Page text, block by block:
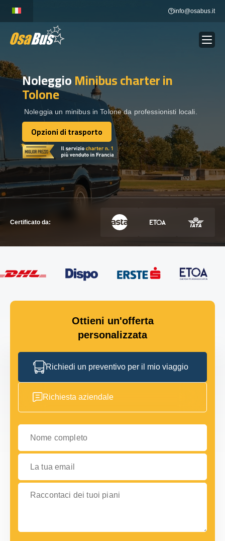
content
info@osabus.it
NOLEGGIO AUTOBUS Show dropdown
DESTINAZIONI
FLOTTA
METTITI IN CONTATTO
METTITI IN CONTATTO
NoleggioMinibus charterin
Tolone
Noleggia un minibus in Tolone da professionisti locali.
Opzioni di trasporto
Opzioni di trasporto
Certificato da:
Ottieni un'offerta
personalizzata
Richiedi un preventivo per il mio viaggio
Richiesta aziendale
Nome completo
La tua email
Raccontaci dei tuoi piani